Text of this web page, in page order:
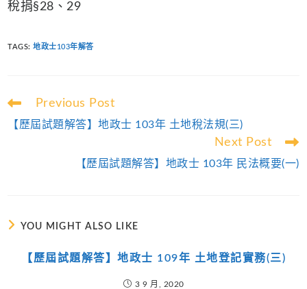
稅捐§28、29
TAGS:地政士103年解答
Read
articles
Previous Post
【歷屆試題解答】地政士 103年 土地稅法規(三)
Next Post
【歷屆試題解答】地政士 103年 民法概要(一)
YOU MIGHT ALSO LIKE
【歷屆試題解答】地政士 109年 土地登記實務(三)
3 9 月, 2020